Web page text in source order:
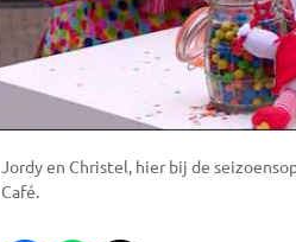
Jordy en Christel, hier bij de
Café.